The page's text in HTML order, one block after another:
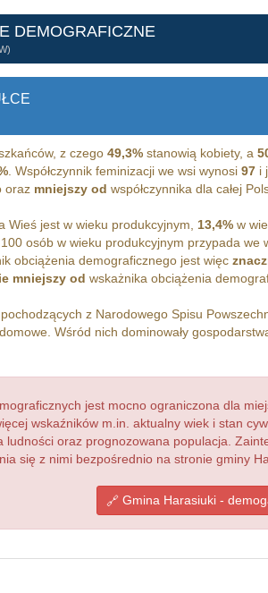
DEMOGRAFICZNE
z czego 49,3%stanowią kobiety, a
. Współczynnik feminizacji we wsi wynosi 97i
oraz mniejszy od współczynnika dla całej
jest w wieku produkcyjnym, 13,4%w
osób w wieku produkcyjnym przypada we
obciążenia demograficznego jest więc
mniejszy od wskażnika obciążenia
z Narodowego Spisu
Wśród nich dominowały
jest mocno ograniczona dla
wskaźników m.in. aktualny wiek i stan
ludności oraz prognozowana populacja.
się z nimi bezpośrednio na stronie gminy
Gmina Harasiuki -